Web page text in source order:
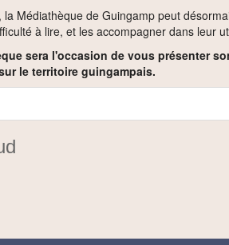
Médiathèque de Guingamp peut
à lire, et les accompagner dans leur
sera l'occasion de vous présenter
le territoire guingampais.